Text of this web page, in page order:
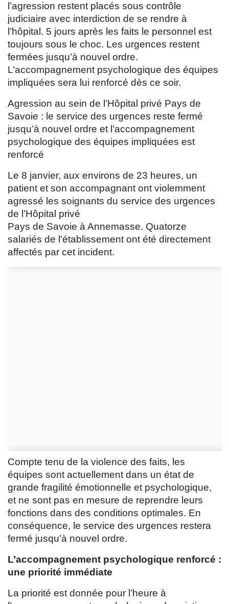
l’agression restent placés sous contrôle
judiciaire avec interdiction de se rendre à
l’hôpital. 5 jours après les faits le personnel est
toujours sous le choc. Les urgences restent
fermées jusqu’à nouvel ordre.
L’accompagnement psychologique des équipes
impliquées sera lui renforcé dès ce soir.
Agression au sein de l’Hôpital privé Pays de
Savoie : le service des urgences reste fermé
jusqu’à nouvel ordre et l’accompagnement
psychologique des équipes impliquées est
renforcé
Le 8 janvier, aux environs de 23 heures, un
patient et son accompagnant ont violemment
agressé les soignants du service des urgences
de l’Hôpital privé
Pays de Savoie à Annemasse. Quatorze
salariés de l'établissement ont été directement
affectés par cet incident.
Compte tenu de la violence des faits, les
équipes sont actuellement dans un état de
grande fragilité émotionnelle et psychologique,
et ne sont pas en mesure de reprendre leurs
fonctions dans des conditions optimales. En
conséquence, le service des urgences restera
fermé jusqu’à nouvel ordre.
L’accompagnement psychologique renforcé :
une priorité immédiate
La priorité est donnée pour l’heure à